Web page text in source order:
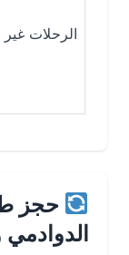
الرحلات غير
حجز
الدوادمي